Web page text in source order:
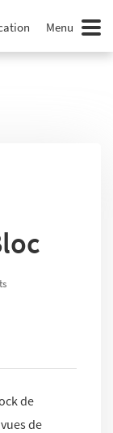
Menu
de
de